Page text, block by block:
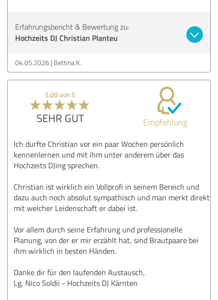
Erfahrungsbericht & Bewertung zu:
Hochzeits DJ Christian Planteu
04.05.2026 Bettina K.
5,00 von 5
SEHR GUT Empfehlung
Ich durfte Christian vor ein paar Wochen persönlich
kennenlernen und mit ihm unter anderem über das
Hochzeits DJing sprechen.
Christian ist wirklich ein Vollprofi in seinem Bereich und
dazu auch noch absolut sympathisch und man merkt direkt
mit welcher Leidenschaft er dabei ist.
Vor allem durch seine Erfahrung und professionelle
Planung, von der er mir erzählt hat, sind Brautpaare bei
ihm wirklich in besten Händen.
Danke dir für den laufenden Austausch,
Lg, Nico Soldii - Hochzeits DJ Kärnten